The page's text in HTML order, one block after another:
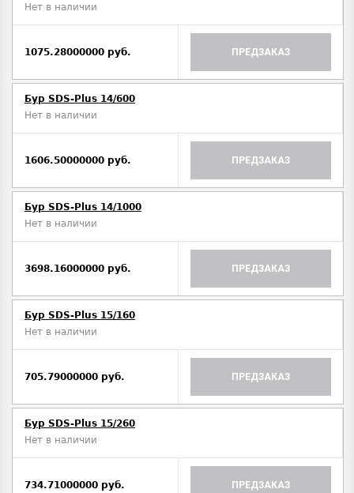
Нет в наличии
1075.28000000 руб. ПРЕДЗАКАЗ
Бур SDS-Plus 14/600
Нет в наличии
1606.50000000 руб. ПРЕДЗАКАЗ
Бур SDS-Plus 14/1000
Нет в наличии
3698.16000000 руб. ПРЕДЗАКАЗ
Бур SDS-Plus 15/160
Нет в наличии
705.79000000 руб. ПРЕДЗАКАЗ
Бур SDS-Plus 15/260
Нет в наличии
734.71000000 руб. ПРЕДЗАКАЗ